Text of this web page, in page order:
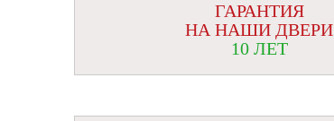
ГАРАНТИЯ
НА НАШИ ДВЕРИ
10 ЛЕТ